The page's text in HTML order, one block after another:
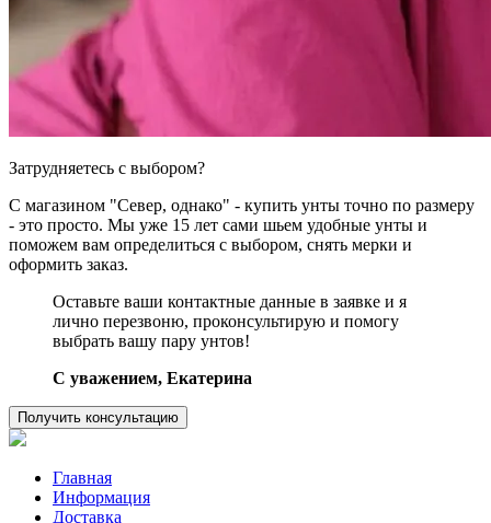
Затрудняетесь с выбором?
С магазином "Север, однако" - купить унты точно по размеру
- это просто. Мы уже 15 лет сами шьем удобные унты и
поможем вам определиться с выбором, снять мерки и
оформить заказ.
Оставьте ваши контактные данные в заявке и я
лично перезвоню, проконсультирую и помогу
выбрать вашу пару унтов!
C уважением, Екатерина
Получить консультацию
Главная
Информация
Доставка